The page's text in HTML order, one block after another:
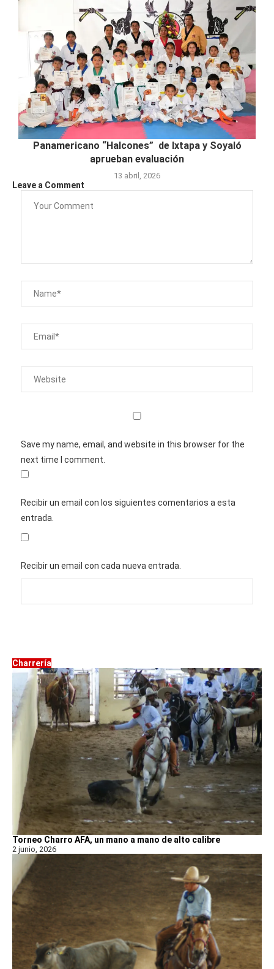
Panamericano “Halcones” de Ixtapa y Soyaló
aprueban evaluación
13 abril, 2026
Leave a Comment
Save my name, email, and website in this browser for the
next time I comment.
Recibir un email con los siguientes comentarios a esta
entrada.
Recibir un email con cada nueva entrada.
Charrería
Torneo Charro AFA, un mano a mano de alto calibre
2 junio, 2026